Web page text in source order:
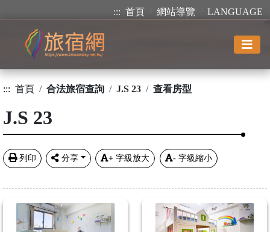
::: 首頁 網站導覽 LANGUAGE
::: 首頁 合法旅宿查詢 J.S 23 查看房型
J.S 23
列印 分享 + 字級放大 - 字級縮小